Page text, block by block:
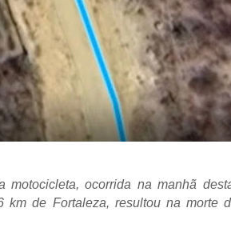
ocorrida na manhã
km de Fortaleza, resultou na morte